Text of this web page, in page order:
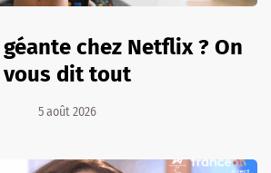
chez Netflix ? On
vous dit tout
5 août 2026